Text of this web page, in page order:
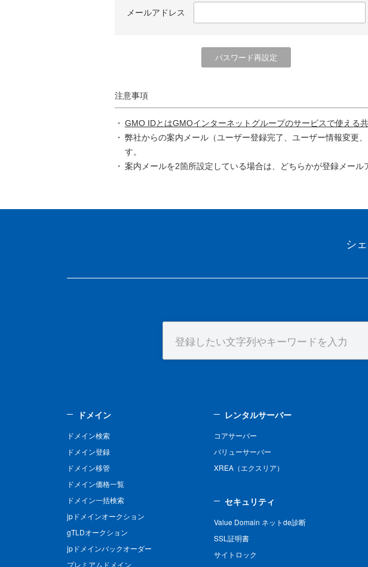
メールアドレス
注意事項
GMO IDとはGMOインターネットグループのサービスで使える共
弊社からの案内メール（ユーザー登録完了、ユーザー情報変更
す。
案内メールを2箇所設定している場合は、どちらかが登録メール
シ
ドメイン
ドメイン検索
ドメイン登録
ドメイン移管
ドメイン価格一覧
ドメイン一括検索
jpドメインオークション
gTLDオークション
jpドメインバックオーダー
プレミアムドメイン
レンタルサーバー
コアサーバー
バリューサーバー
XREA（エクスリア）
セキュリティ
Value Domain ネットde診断
SSL証明書
サイトロック